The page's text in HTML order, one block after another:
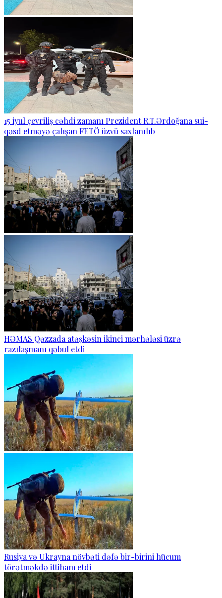
15 iyul çevriliş cəhdi zamanı Prezident R.T.Ərdoğana sui-
qəsd etməyə çalışan FETÖ üzvü saxlanılıb
HƏMAS Qəzzada atəşkəsin ikinci mərhələsi üzrə
razılaşmanı qəbul etdi
Rusiya və Ukrayna növbəti dəfə bir-birini hücum
törətməkdə ittiham etdi